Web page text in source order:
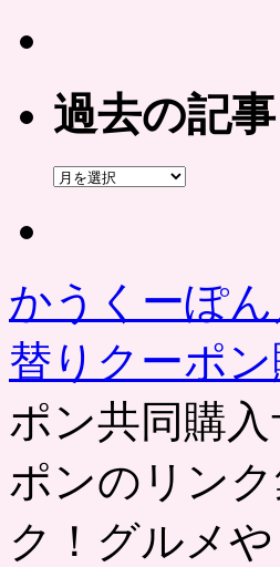
過去の記事
過
かうくーぽ
替りクーポ
ポン共同購
ポンのリン
ク！グルメ